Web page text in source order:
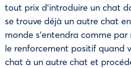
tout prix d’introduire un chat
se trouve déjà un autre chat
monde s’entendra comme par
le renforcement positif quand
chat à un autre chat et